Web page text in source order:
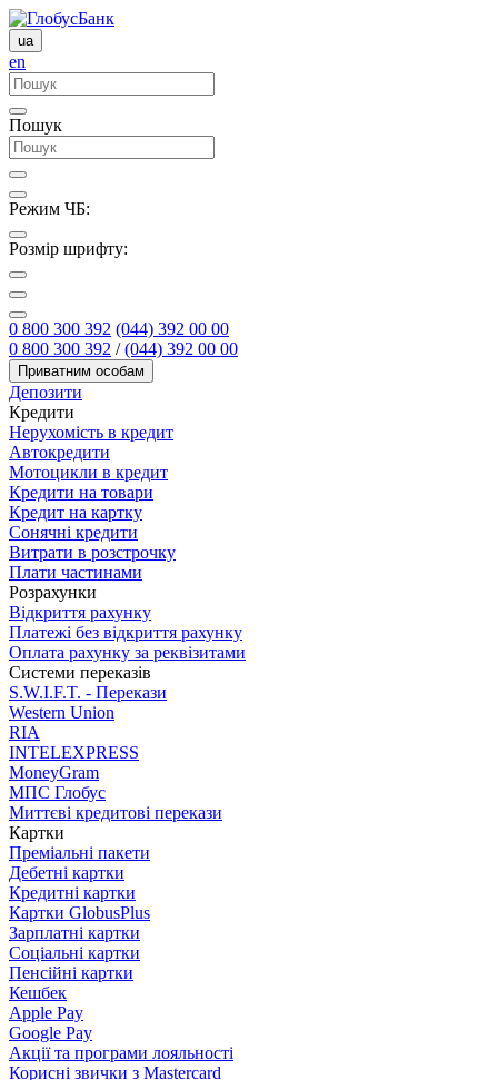
ua
en
Пошук
Режим ЧБ:
Розмір шрифту:
0 800 300 392 (044) 392 00 00
0 800 300 392 /(044) 392 00 00
Приватним особам
Депозити
Кредити
Нерухомість в кредит
Автокредити
Мотоцикли в кредит
Кредити на товари
Кредит на картку
Сонячні кредити
Витрати в розстрочку
Плати частинами
Розрахунки
Відкриття рахунку
Платежі без відкриття рахунку
Оплата рахунку за реквізитами
Системи переказів
S.W.I.F.T. - Перекази
Western Union
RIA
INTELEXPRESS
MoneyGram
МПС Глобус
Миттєві кредитові перекази
Картки
Преміальні пакети
Дебетні картки
Кредитні картки
Картки GlobusPlus
Зарплатні картки
Соціальні картки
Пенсійні картки
Кешбек
Apple Pay
Google Pay
Акції та програми лояльності
Корисні звички з Mastercard